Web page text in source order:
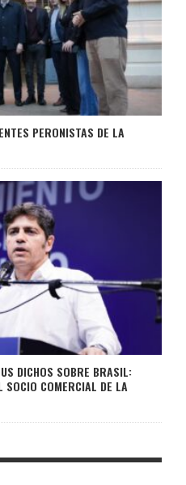
PERONISTAS DE LA
DICHOS SOBRE BRASIL:
SOCIO COMERCIAL DE LA